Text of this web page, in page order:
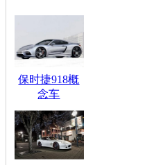
保时捷918概
念车